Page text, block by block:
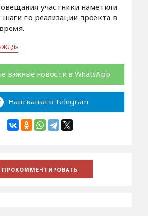
участники наметили
по реализации проекта в
важные новости в WhatsApp
Наш канал в Telegram